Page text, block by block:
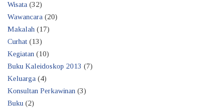
Wisata (32)
Wawancara (20)
Makalah (17)
Curhat (13)
Kegiatan (10)
Buku Kaleidoskop 2013 (7)
Keluarga (4)
Konsultan Perkawinan (3)
Buku (2)